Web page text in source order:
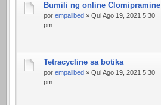
Bumili ng online Clomipramine
por empallbed » Qui Ago 19, 2021 5:30
pm
Tetracycline sa botika
por empallbed » Qui Ago 19, 2021 5:30
pm